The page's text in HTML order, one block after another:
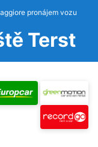
pronájem vozu
Terst